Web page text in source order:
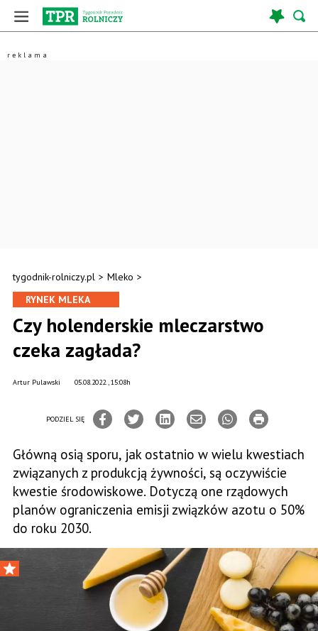
tygodnik-rolniczy.pl > Mleko >
RYNEK MLEKA
Czy holenderskie mleczarstwo
czeka zagłada?
05.08.2022., 15:08h
Artur Pulawski
PODZIEL SIĘ
Główną osią sporu, jak ostatnio w wielu kwestiach
związanych z produkcją żywności, są oczywiście
kwestie środowiskowe. Dotyczą one rządowych
planów ograniczenia emisji związków azotu o 50%
do roku 2030.